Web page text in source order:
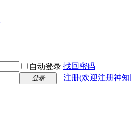
自动登录 找回密码
登录 注册(欢迎注册神